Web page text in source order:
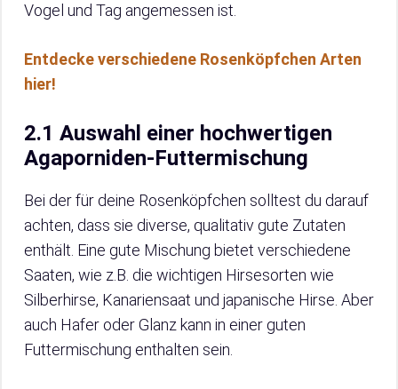
Vogel und Tag angemessen ist.
Entdecke verschiedene Rosenköpfchen Arten
hier!
2.1 Auswahl einer hochwertigen
Agaporniden-Futtermischung
Bei der für deine Rosenköpfchen solltest du darauf
achten, dass sie diverse, qualitativ gute Zutaten
enthält. Eine gute Mischung bietet verschiedene
Saaten, wie z.B. die wichtigen Hirsesorten wie
Silberhirse, Kanariensaat und japanische Hirse. Aber
auch Hafer oder Glanz kann in einer guten
Futtermischung enthalten sein.